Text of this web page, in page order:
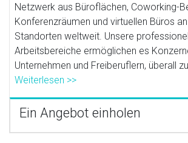
Netzwerk aus Büroflächen, Coworking-
Konferenzräumen und virtuellen Büros
Standorten weltweit. Unsere
Arbeitsbereiche ermöglichen es
Unternehmen und Freiberuflern, überall
Weiterlesen >>
Ein Angebot einholen